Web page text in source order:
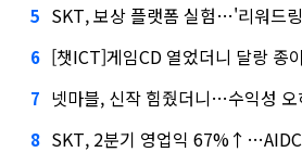
5 SKT, 보상 플랫폼 실험…'리워드
6 [챗ICT]게임CD 열었더니 달랑 종
7 넷마블, 신작 힘줬더니…수익성 오
8 SKT, 2분기 영업익